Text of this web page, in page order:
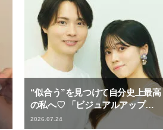
“似合う”を見つけて自分史上最高
の私へ♡ 「ビジュアルアップ…
2026.07.24